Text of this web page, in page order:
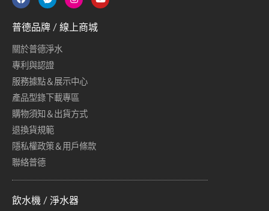
普德品牌 / 線上商城
關於普德淨水
專利與認證
服務據點＆展示中心
產品型錄下載專區
購物須知＆出貨方式
退換貨規範
隱私權政策＆用戶條款
聯絡普德
飲水機 / 淨水器